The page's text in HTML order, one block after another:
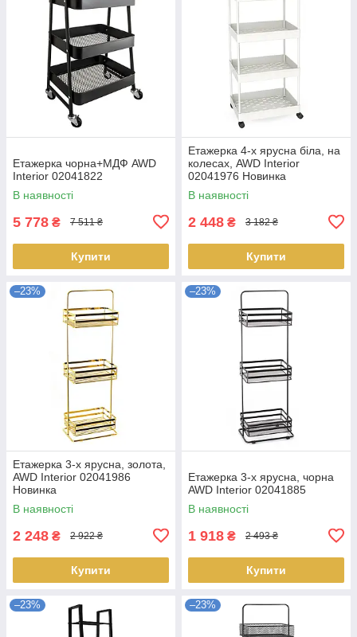
Етажерка чорна+МДФ AWD
Interior 02041822
В наявності
5 778 ₴ 7 511 ₴
Купити
Етажерка 4-х ярусна біла, на
колесах, AWD Interior
02041976 Новинка
В наявності
2 448 ₴ 3 182 ₴
Купити
–23%
Етажерка 3-х ярусна, золота,
AWD Interior 02041986
Новинка
В наявності
2 248 ₴ 2 922 ₴
Купити
–23%
Етажерка 3-х ярусна, чорна
AWD Interior 02041885
В наявності
1 918 ₴ 2 493 ₴
Купити
–23% –23%